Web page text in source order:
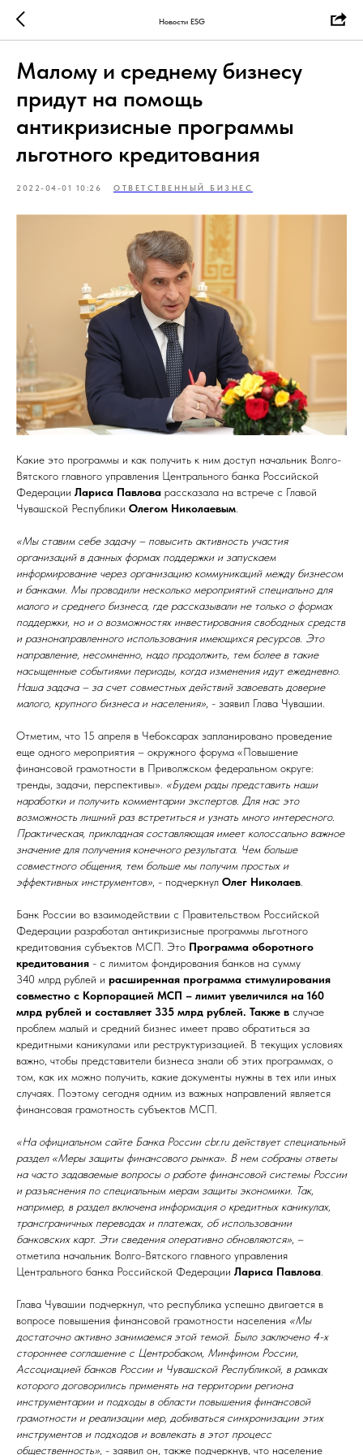
Новости ESG
Малому и среднему бизнесу
придут на помощь
антикризисные программы
льготного кредитования
2022-04-01 10:26 ОТВЕТСТВЕННЫЙ БИЗНЕС
Какие это программы и как получить к ним доступ начальник Волго-
Вятского главного управления Центрального банка Российской
Федерации Лариса Павлова рассказала на встрече с Главой
Чувашской Республики Олегом Николаевым
«Мы ставим себе задачу – повысить активность участия
организаций в данных формах поддержки и запускаем
информирование через организацию коммуникаций между бизнесом
и банками. Мы проводили несколько мероприятий специально для
малого и среднего бизнеса, где рассказывали не только о формах
поддержки, но и о возможностях инвестирования свободных средств
и разнонаправленного использования имеющихся ресурсов. Это
направление, несомненно, надо продолжить, тем более в такие
насыщенные событиями периоды, когда изменения идут ежедневно.
Наша задача – за счет совместных действий завоевать доверие
малого, крупного бизнеса и населения» , - заявил Глава Чувашии.
Отметим, что 15 апреля в Чебоксарах запланировано проведение
еще одного мероприятия – окружного форума «Повышение
финансовой грамотности в Приволжском федеральном округе:
тренды, задачи, перспективы». «Будем рады представить наши
наработки и получить комментарии экспертов. Для нас это
возможность лишний раз встретиться и узнать много интересного.
Практическая, прикладная составляющая имеет колоссально важное
значение для получения конечного результата. Чем больше
совместного общения, тем больше мы получим простых и
эффективных инструментов» , - подчеркнул Олег Николаев
Банк России во взаимодействии с Правительством Российской
Федерации разработал антикризисные программы льготного
кредитования субъектов МСП. Это Программа оборотного
кредитования - с лимитом фондирования банков на сумму
340 млрд рублей и расширенная программа стимулирования
совместно с Корпорацией МСП – лимит увеличился на 160
млрд рублей и составляет 335 млрд рублей. Также в случае
проблем малый и средний бизнес имеет право обратиться за
кредитными каникулами или реструктуризацией. В текущих условиях
важно, чтобы представители бизнеса знали об этих программах, о
том, как их можно получить, какие документы нужны в тех или иных
случаях. Поэтому сегодня одним из важных направлений является
финансовая грамотность субъектов МСП.
«На официальном сайте Банка России cbr.ru действует специальный
раздел «Меры защиты финансового рынка». В нем собраны ответы
на часто задаваемые вопросы о работе финансовой системы России
и разъяснения по специальным мерам защиты экономики. Так,
например, в раздел включена информация о кредитных каникулах,
трансграничных переводах и платежах, об использовании
банковских карт. Эти сведения оперативно обновляются» , –
отметила начальник Волго-Вятского главного управления
Центрального банка Российской Федерации Лариса Павлова
Глава Чувашии подчеркнул, что республика успешно двигается в
вопросе повышения финансовой грамотности населения «Мы
достаточно активно занимаемся этой темой. Было заключено 4-х
стороннее соглашение с Центробаком, Минфином России,
Ассоциацией банков России и Чувашской Республикой, в рамках
которого договорились применять на территории региона
инструментарии и подходы в области повышения финансовой
грамотности и реализации мер, добиваться синхронизации этих
инструментов и подходов и вовлекать в этот процесс
общественность», - заявил он, также подчеркнув, что население